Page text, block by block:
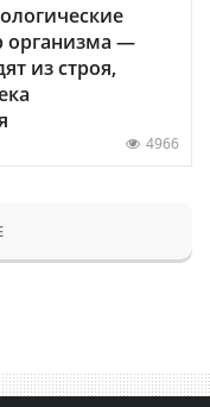
организма —
из строя,
4966